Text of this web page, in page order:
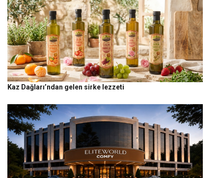
Kaz Dağları’ndan gelen sirke lezzeti